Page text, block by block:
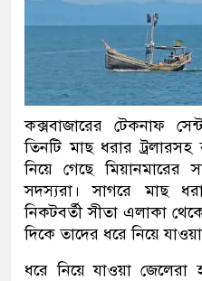
কক্সবাজারের টেকনাফ
তিনটি মাছ ধরার
নিয়ে গেছে মিয়ানমারের
সদস্যরা। সাগরে মাছ
নিকটবর্তী সীতা এলাকা
দিকে তাদের ধরে নিয়ে
ধরে নিয়ে যাওয়া